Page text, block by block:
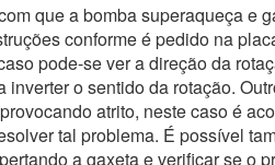
que a bomba superaqueça
conforme é pedido na
pode-se ver a direção da
inverter o sentido da rotação.
atrito, neste caso é
tal problema. É possível
a gaxeta e verificar se